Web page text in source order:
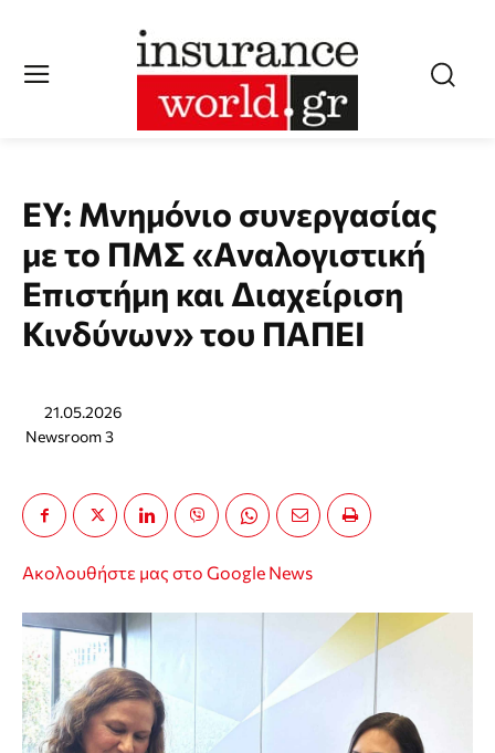
EY: Μνημόνιο συνεργασίας
με το ΠΜΣ «Αναλογιστική
Επιστήμη και Διαχείριση
Κινδύνων» του ΠΑΠΕΙ
21.05.2026
Newsroom 3
Ακολουθήστε μας στο Google News